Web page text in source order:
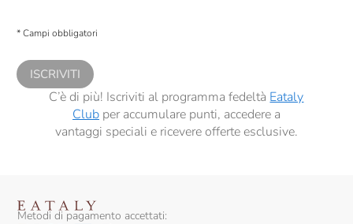
comunicazioni commerciali personalizzate, in caso di consenso prestato ai
* Campi obbligatori
ISCRIVITI
C’è di più! Iscriviti al programma fedeltà Eataly
Clubper accumulare punti, accedere a
vantaggi speciali e ricevere offerte esclusive.
Metodi di pagamento accettati: